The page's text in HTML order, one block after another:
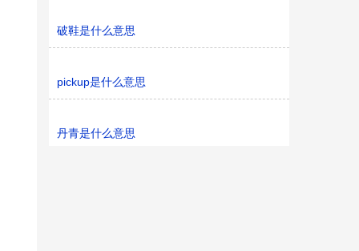
破鞋是什么意思
pickup是什么意思
丹青是什么意思